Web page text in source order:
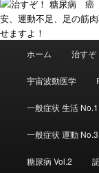
ホーム 治すぞ
宇宙波動医学
一般症状 生活 No.1
一般症状 運動 No.3
糖尿病 Vol.2